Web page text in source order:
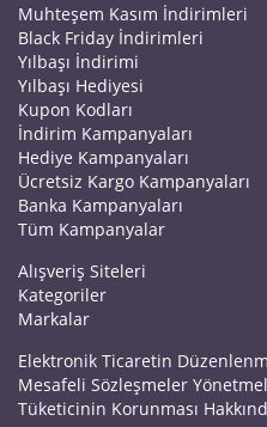
Muhteşem Kasım İndirimleri
Black Friday İndirimleri
Yılbaşı İndirimi
Yılbaşı Hediyesi
Kupon Kodları
İndirim Kampanyaları
Hediye Kampanyaları
Ücretsiz Kargo Kampanyaları
Banka Kampanyaları
Tüm Kampanyalar
Alışveriş Siteleri
Kategoriler
Markalar
Elektronik Ticaretin
Mesafeli Sözleşmeler
Tüketicinin Korunması